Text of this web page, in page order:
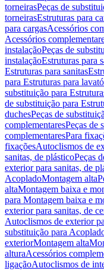
torneirasPeças de
torneirasEstruturas para
para cargasAcessórios
Acessórios
instalaçãoPeças de
instalaçãoEstruturas para
Estruturas para sanitas
para Estruturas para
substituição para
de substituição para
duchesPeças de
complementaresPeças de
complementaresPara
fixaçõesAutoclismos de
sanitas, de plásticoPeças
exterior para sanitas, de
AcopladoMontagem alta
altaMontagem baixa e
para Montagem baixa e
exterior para sanitas, de
Autoclismos de exterior
substituição para
exteriorMontagem alta
alturaAcessórios
ligaçãoAutoclismos de